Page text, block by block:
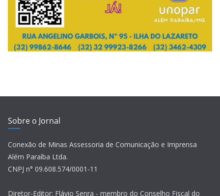
Sobre o Jornal
Conexão de Minas Assessoria de Comunicação e Imprensa
Além Paraíba Ltda.
CNPJ n° 09.608.574/0001-11
Diretor-Editor: Flávio Senra - membro do Conselho Fiscal do